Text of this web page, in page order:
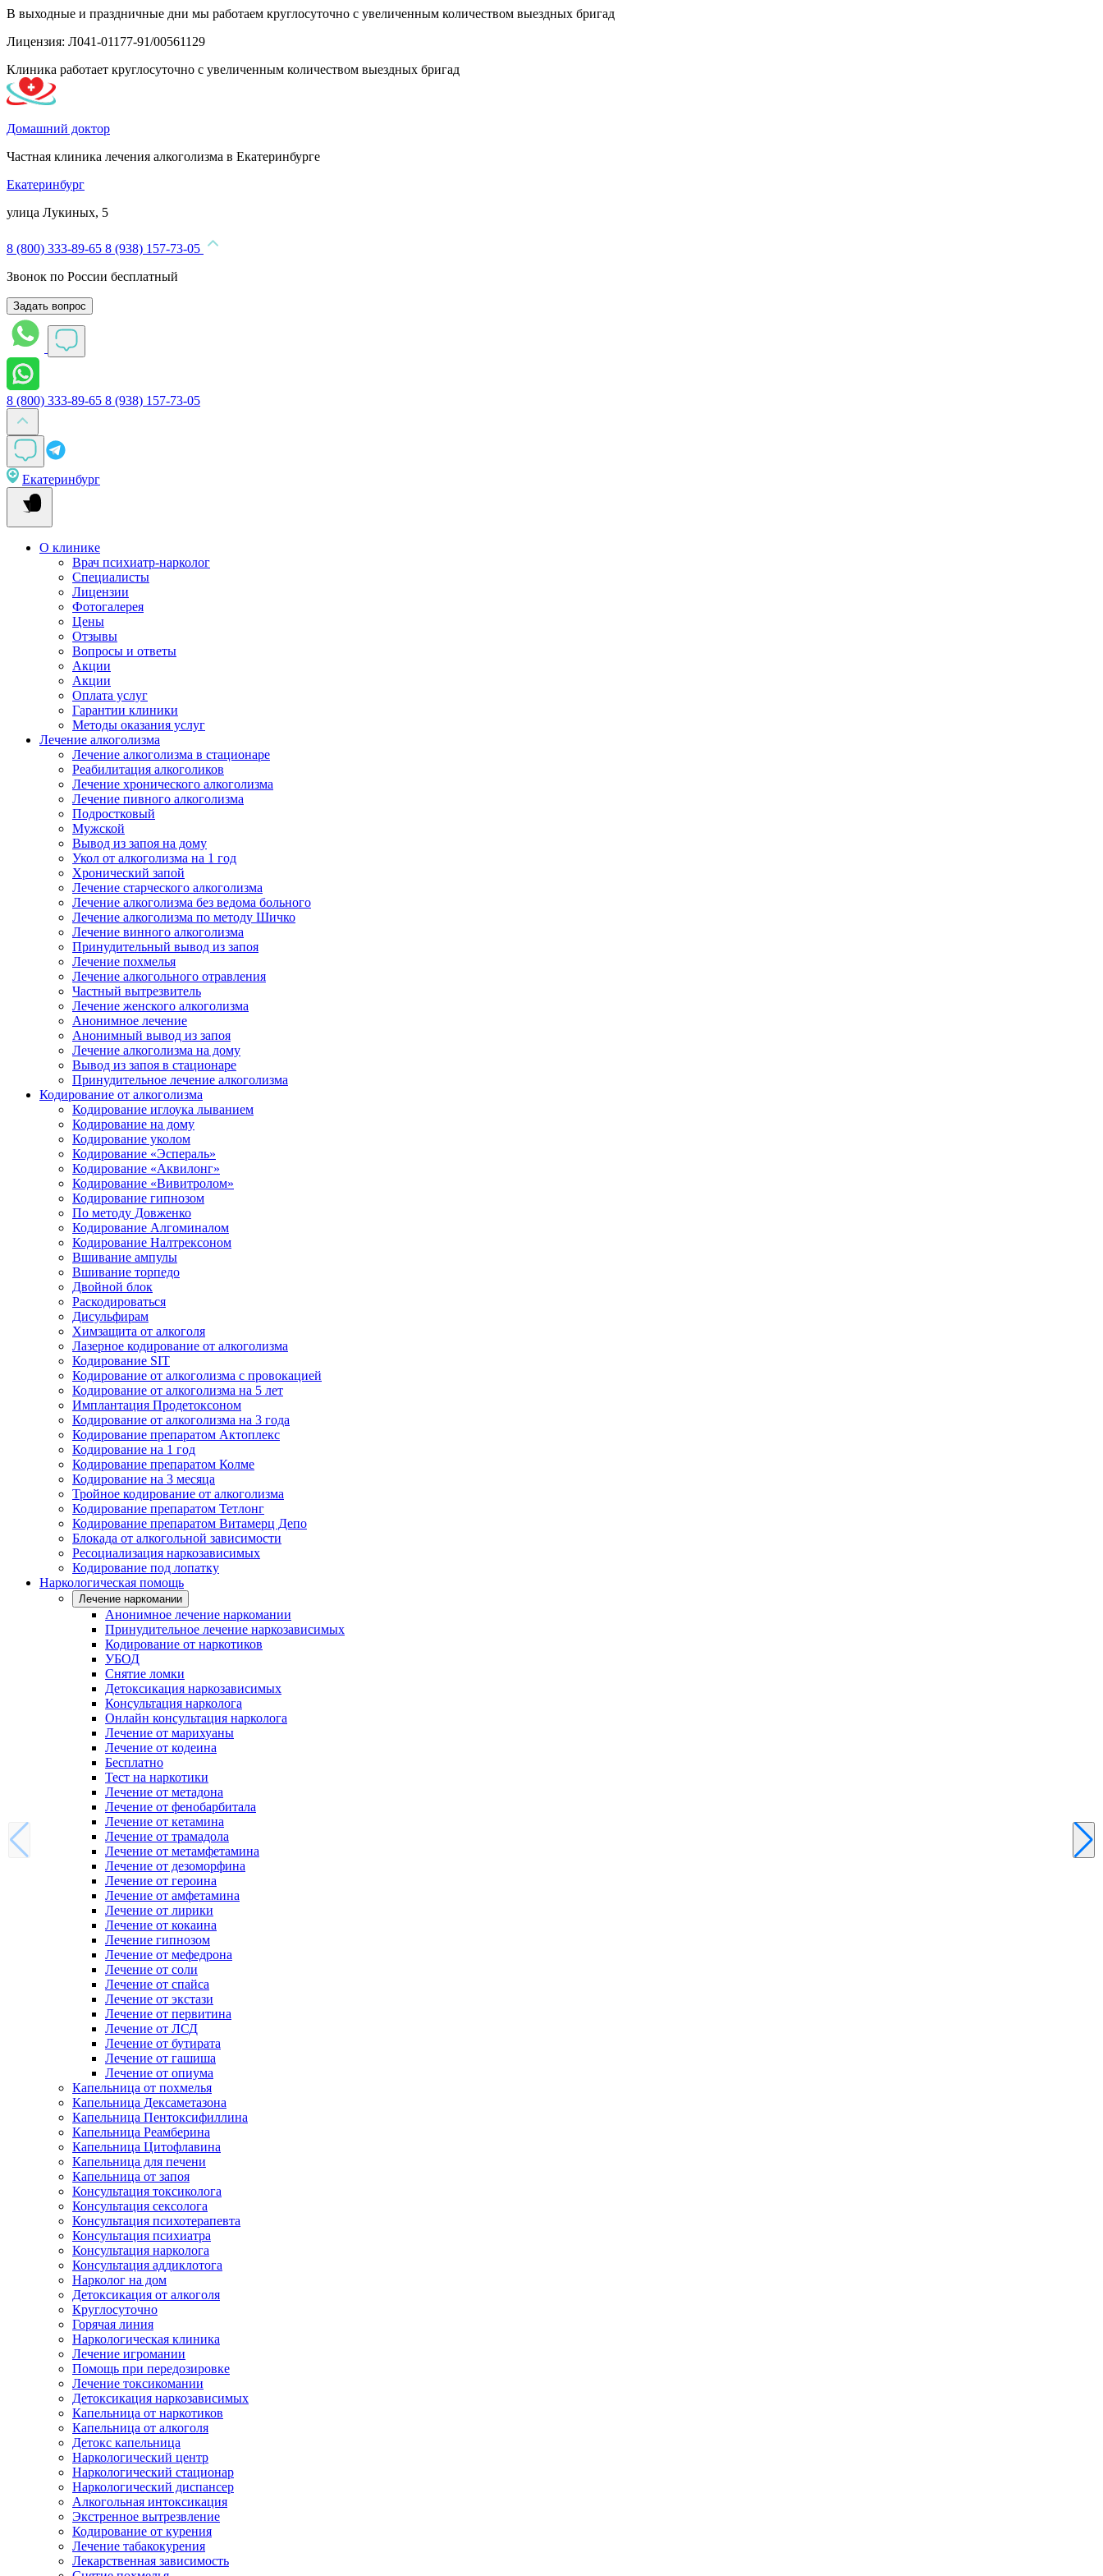
В выходные и праздничные дни мы работаем круглосуточно с увеличенным количеством выездных бригад
Лицензия: Л041-01177-91/00561129
Клиника работает круглосуточно с увеличенным количеством выездных бригад
Домашний доктор
Частная клиника лечения алкоголизма в Екатеринбурге
Екатеринбург
улица Лукиных, 5
8 (800) 333-89-65 8 (938) 157-73-05
Звонок по России бесплатный
Задать вопрос
8 (800) 333-89-65 8 (938) 157-73-05
Екатеринбург
О клинике
Врач психиатр-нарколог
Специалисты
Лицензии
Фотогалерея
Цены
Отзывы
Вопросы и ответы
Акции
Акции
Оплата услуг
Гарантии клиники
Методы оказания услуг
Лечение алкоголизма
Лечение алкоголизма в стационаре
Реабилитация алкоголиков
Лечение хронического алкоголизма
Лечение пивного алкоголизма
Подростковый
Мужской
Вывод из запоя на дому
Укол от алкоголизма на 1 год
Хронический запой
Лечение старческого алкоголизма
Лечение алкоголизма без ведома больного
Лечение алкоголизма по методу Шичко
Лечение винного алкоголизма
Принудительный вывод из запоя
Лечение похмелья
Лечение алкогольного отравления
Частный вытрезвитель
Лечение женского алкоголизма
Анонимное лечение
Анонимный вывод из запоя
Лечение алкоголизма на дому
Вывод из запоя в стационаре
Принудительное лечение алкоголизма
Кодирование от алкоголизма
Кодирование иглоука лыванием
Кодирование на дому
Кодирование уколом
Кодирование «Эспераль»
Кодирование «Аквилонг»
Кодирование «Вивитролом»
Кодирование гипнозом
По методу Довженко
Кодирование Алгоминалом
Кодирование Налтрексоном
Вшивание ампулы
Вшивание торпедо
Двойной блок
Раскодироваться
Дисульфирам
Химзащита от алкоголя
Лазерное кодирование от алкоголизма
Кодирование SIT
Кодирование от алкоголизма с провокацией
Кодирование от алкоголизма на 5 лет
Имплантация Продетоксоном
Кодирование от алкоголизма на 3 года
Кодирование препаратом Актоплекс
Кодирование на 1 год
Кодирование препаратом Колме
Кодирование на 3 месяца
Тройное кодирование от алкоголизма
Кодирование препаратом Тетлонг
Кодирование препаратом Витамерц Депо
Блокада от алкогольной зависимости
Ресоциализация наркозависимых
Кодирование под лопатку
Наркологическая помощь
Лечение наркомании
Анонимное лечение наркомании
Принудительное лечение наркозависимых
Кодирование от наркотиков
УБОД
Снятие ломки
Детоксикация наркозависимых
Консультация нарколога
Онлайн консультация нарколога
Лечение от марихуаны
Лечение от кодеина
Бесплатно
Тест на наркотики
Лечение от метадона
Лечение от фенобарбитала
Лечение от кетамина
Лечение от трамадола
Лечение от метамфетамина
Лечение от дезоморфина
Лечение от героина
Лечение от амфетамина
Лечение от лирики
Лечение от кокаина
Лечение гипнозом
Лечение от мефедрона
Лечение от соли
Лечение от спайса
Лечение от экстази
Лечение от первитина
Лечение от ЛСД
Лечение от бутирата
Лечение от гашиша
Лечение от опиума
Капельница от похмелья
Капельница Дексаметазона
Капельница Пентоксифиллина
Капельница Реамберина
Капельница Цитофлавина
Капельница для печени
Капельница от запоя
Консультация токсиколога
Консультация сексолога
Консультация психотерапевта
Консультация психиатра
Консультация нарколога
Консультация аддиклотога
Нарколог на дом
Детоксикация от алкоголя
Круглосуточно
Горячая линия
Наркологическая клиника
Лечение игромании
Помощь при передозировке
Лечение токсикомании
Детоксикация наркозависимых
Капельница от наркотиков
Капельница от алкоголя
Детокс капельница
Наркологический центр
Наркологический стационар
Наркологический диспансер
Алкогольная интоксикация
Экстренное вытрезвление
Кодирование от курения
Лечение табакокурения
Лекарственная зависимость